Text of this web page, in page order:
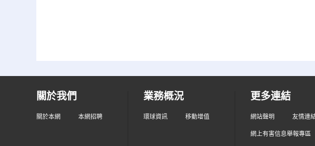
關於我們
關於本網 本網招聘
業務概況
環球資訊 移動增值
更多連結
網站聲明 友情連
網上有害信息舉報專區